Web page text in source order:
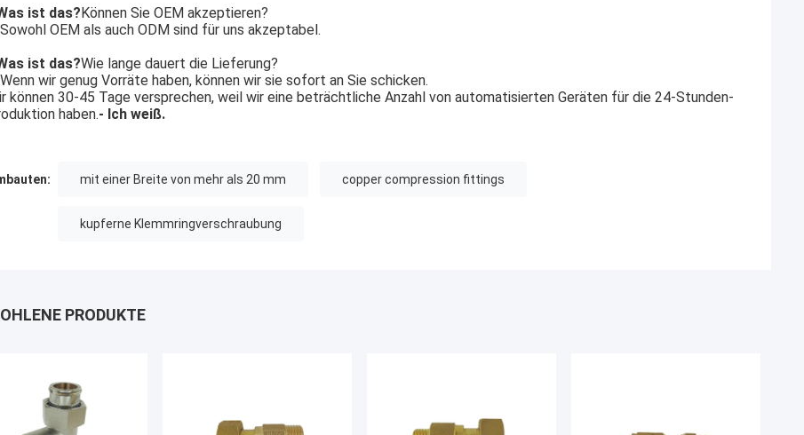
ist das?Können Sie OEM akzeptieren?
Sowohl OEM als auch ODM sind für uns akzeptabel.
ist das?Wie lange dauert die Lieferung?
Wenn wir genug Vorräte haben, können wir sie sofort an Sie schicken.
können 30-45 Tage versprechen, weil wir eine beträchtliche Anzahl von automatisierten Geräten für die 24-Stunden-
haben.- Ich weiß.
mit einer Breite von mehr als 20 mm copper compression fittings
kupferne Klemmringverschraubung
PRODUKTE